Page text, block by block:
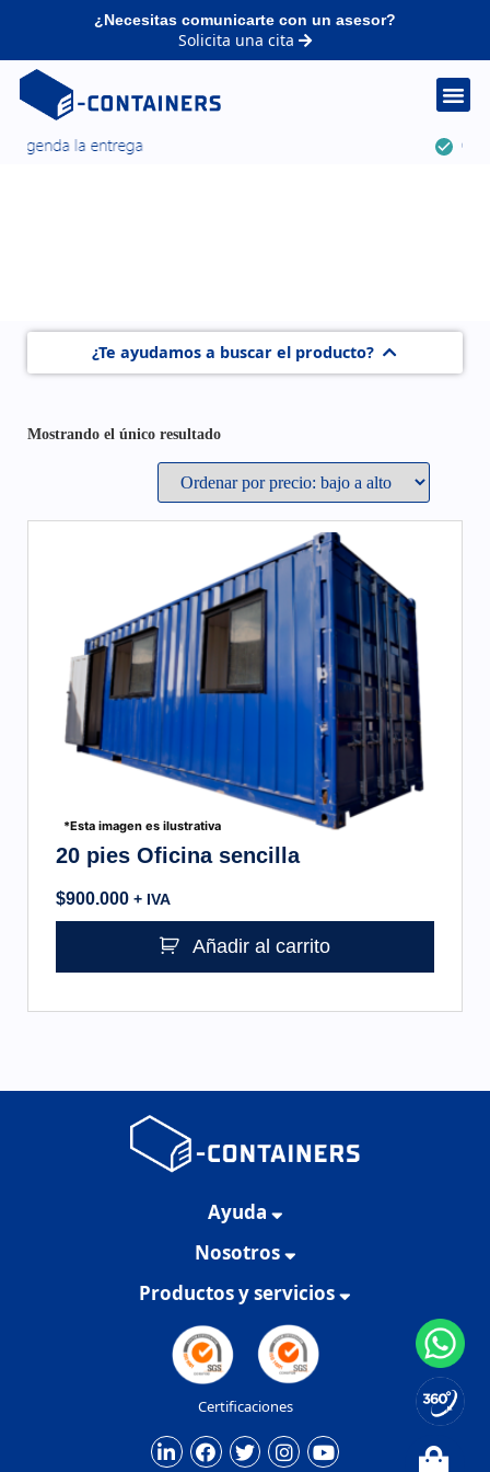
¿Necesitas comunicarte con un asesor?
Solicita una cita
¿Te ayudamos a buscar el producto?
Mostrando el único resultado
*Esta imagen es ilustrativa
20 pies Oficina sencilla
$900.000 + IVA
Añadir al carrito
Ayuda
Nosotros
Productos y servicios
Certificaciones